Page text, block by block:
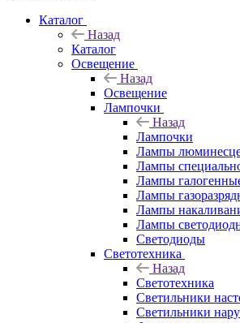
Каталог
Назад
Каталог
Освещение
Назад
Освещение
Лампочки
Назад
Лампочки
Лампы
Лампы
Лампы
Лампы
Лампы
Лампы
Светодиоды
Светотехника
Назад
Светотехника
Светильники
Светильники